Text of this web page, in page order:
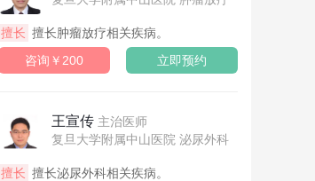
擅长 擅长肿瘤放疗相关疾病。
咨询￥200
立即预约
王宣传 主治医师
复旦大学附属中山医院 泌尿外科
擅长 擅长泌尿外科相关疾病。